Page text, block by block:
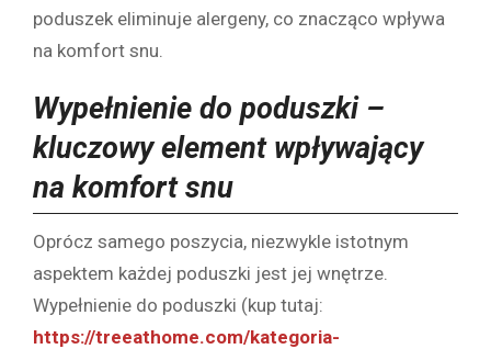
poduszek eliminuje alergeny, co znacząco wpływa
na komfort snu.
Wypełnienie do poduszki –
kluczowy element wpływający
na komfort snu
Oprócz samego poszycia, niezwykle istotnym
aspektem każdej poduszki jest jej wnętrze.
Wypełnienie do poduszki (kup tutaj:
https://treeathome.com/kategoria-